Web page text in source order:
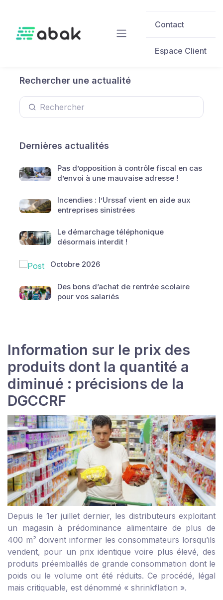
Contact
Espace Client
Rechercher une actualité
Dernières actualités
Pas d’opposition à contrôle fiscal en cas
d’envoi à une mauvaise adresse !
Incendies : l’Urssaf vient en aide aux
entreprises sinistrées
Le démarchage téléphonique
désormais interdit !
Octobre 2026
Des bons d’achat de rentrée scolaire
pour vos salariés
Information sur le prix des
produits dont la quantité a
diminué : précisions de la
DGCCRF
Depuis le 1er juillet dernier, les distributeurs exploitant
un magasin à prédominance alimentaire de plus de
400 m² doivent informer les consommateurs lorsqu’ils
vendent, pour un prix identique voire plus élevé, des
produits préemballés de grande consommation dont le
poids ou le volume ont été réduits. Ce procédé, légal
mais critiquable, est dénommé « shrinkflation ».